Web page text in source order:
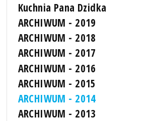
Kuchnia Pana Dzidka
ARCHIWUM - 2019
ARCHIWUM - 2018
ARCHIWUM - 2017
ARCHIWUM - 2016
ARCHIWUM - 2015
ARCHIWUM - 2014
ARCHIWUM - 2013